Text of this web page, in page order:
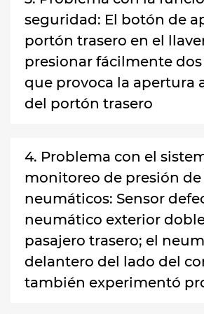
seguridad: El botón de
portón trasero en el
presionar fácilmente dos
que provoca la apertura
del portón trasero
4. Problema con el
monitoreo de presión de
neumáticos: Sensor
neumático exterior
pasajero trasero; el
delantero del lado del
también experimentó